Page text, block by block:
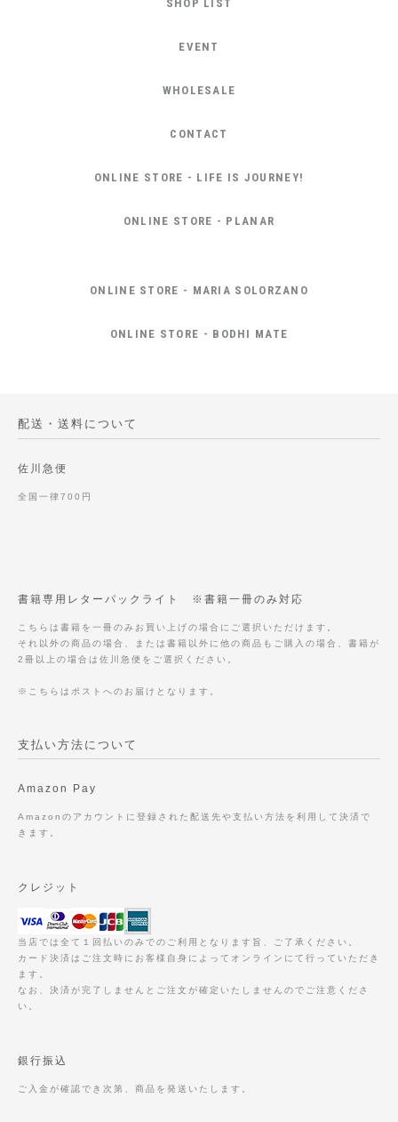
SHOP LIST
EVENT
WHOLESALE
CONTACT
ONLINE STORE - LIFE IS JOURNEY!
ONLINE STORE - PLANAR
ONLINE STORE - MARIA SOLORZANO
ONLINE STORE - BODHI MATE
配送・送料について
佐川急便
全国一律700円
書籍専用レターパックライト ※書籍一冊のみ対応
こちらは書籍を一冊のみお買い上げの場合にご選択いただけます。
それ以外の商品の場合、または書籍以外に他の商品もご購入の場合、書籍が
2冊以上の場合は佐川急便をご選択ください。
※こちらはポストへのお届けとなります。
支払い方法について
Amazon Pay
Amazonのアカウントに登録された配送先や支払い方法を利用して決済で
きます。
クレジット
当店では全て１回払いのみでのご利用となります旨、ご了承ください。
カード決済はご注文時にお客様自身によってオンラインにて行っていただき
ます。
なお、決済が完了しませんとご注文が確定いたしませんのでご注意くださ
い。
銀行振込
ご入金が確認でき次第、商品を発送いたします。